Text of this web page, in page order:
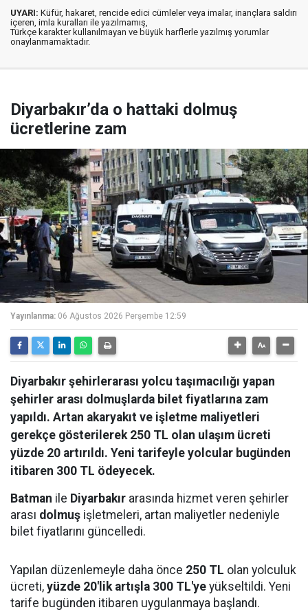
UYARI: Küfür, hakaret, rencide edici cümleler veya imalar, inançlara saldırı
içeren, imla kuralları ile yazılmamış,
Türkçe karakter kullanılmayan ve büyük harflerle yazılmış yorumlar
onaylanmamaktadır.
Diyarbakır’da o hattaki dolmuş
ücretlerine zam
Yayınlanma: 06 Ağustos 2026 Perşembe 12:59
Diyarbakır şehirlerarası yolcu taşımacılığı yapan
şehirler arası dolmuşlarda bilet fiyatlarına zam
yapıldı. Artan akaryakıt ve işletme maliyetleri
gerekçe gösterilerek 250 TL olan ulaşım ücreti
yüzde 20 artırıldı. Yeni tarifeyle yolcular bugünden
itibaren 300 TL ödeyecek.
Batman ile Diyarbakır arasında hizmet veren şehirler
arası dolmuş işletmeleri, artan maliyetler nedeniyle
bilet fiyatlarını güncelledi.
Yapılan düzenlemeyle daha önce 250 TL olan yolculuk
ücreti, yüzde 20'lik artışla 300 TL'ye yükseltildi. Yeni
tarife bugünden itibaren uygulanmaya başlandı.